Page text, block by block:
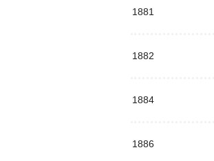
1881
1882
1884
1886